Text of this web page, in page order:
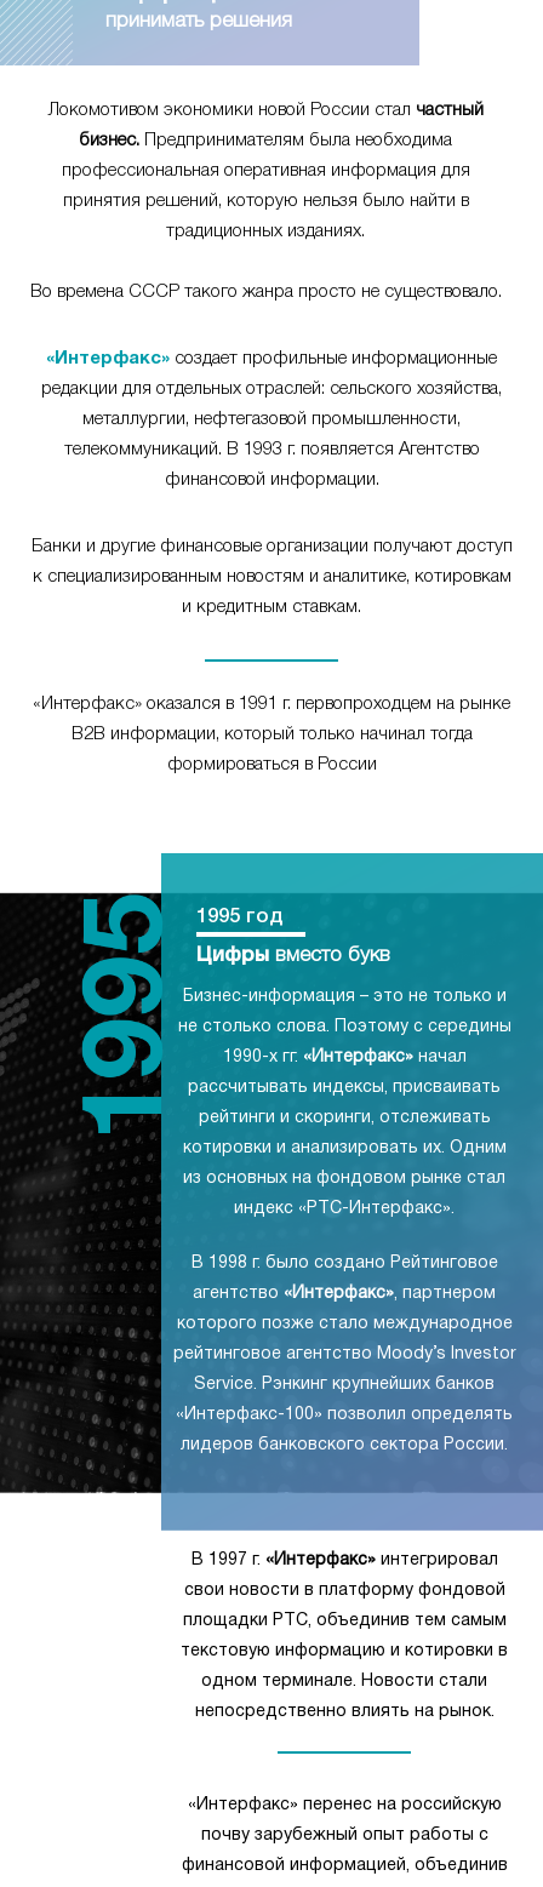
принимать решения
Локомотивом экономики новой России стал частный
бизнес. Предпринимателям была необходима
профессиональная оперативная информация для
принятия решений, которую нельзя было найти в
традиционных изданиях.
Во времена СССР такого жанра просто не существовало.
«Интерфакс» создает профильные информационные
редакции для отдельных отраслей: сельского хозяйства,
металлургии, нефтегазовой промышленности,
телекоммуникаций. В 1993 г. появляется Агентство
финансовой информации.
Банки и другие финансовые организации получают доступ
к специализированным новостям и аналитике, котировкам
и кредитным ставкам.
«Интерфакс» оказался в 1991 г. первопроходцем на рынке
B2B информации, который только начинал тогда
формироваться в России
1995 год
Цифры вместо букв
Бизнес-информация – это не только и
не столько слова. Поэтому с середины
1990-х гг. «Интерфакс»начал
рассчитывать индексы, присваивать
рейтинги и скоринги, отслеживать
котировки и анализировать их. Одним
из основных на фондовом рынке стал
индекс «РТС-Интерфакс».
В 1998 г. было создано Рейтинговое
агентство «Интерфакс», партнером
которого позже стало международное
рейтинговое агентство Moody’s Investor
Service. Рэнкинг крупнейших банков
«Интерфакс-100» позволил определять
лидеров банковского сектора России.
В 1997 г. «Интерфакс»интегрировал
свои новости в платформу фондовой
площадки РТС, объединив тем самым
текстовую информацию и котировки в
одном терминале. Новости стали
непосредственно влиять на рынок.
«Интерфакс» перенес на российскую
почву зарубежный опыт работы с
финансовой информацией, объединив